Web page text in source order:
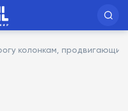
колонкам,